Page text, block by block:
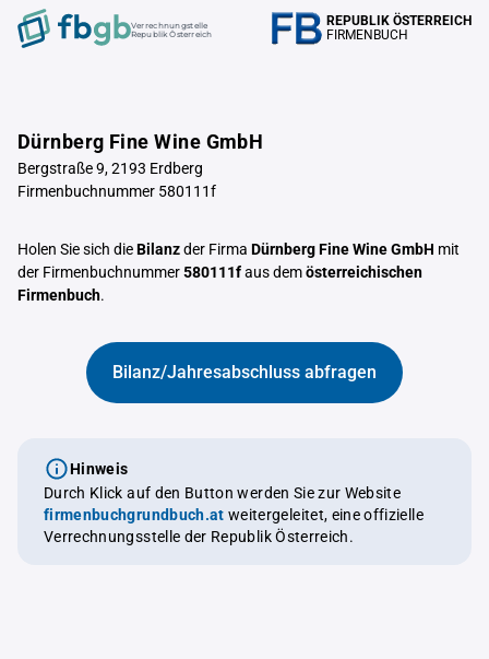
Verrechnungstelle
Republik Österreich
REPUBLIK ÖSTERREICH
FIRMENBUCH
Dürnberg Fine Wine GmbH
Bergstraße 9, 2193 Erdberg
Firmenbuchnummer 580111f
Holen Sie sich dieBilanzder Firma Dürnberg Fine Wine GmbH mit
der Firmenbuchnummer580111faus demösterreichischen
Firmenbuch.
Bilanz/Jahresabschluss abfragen
Hinweis
Durch Klick auf den Button werden Sie zur Website
firmenbuchgrundbuch.at weitergeleitet, eine offizielle
Verrechnungsstelle der Republik Österreich.